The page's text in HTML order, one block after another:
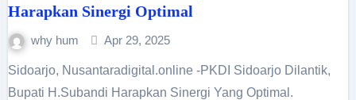
Harapkan Sinergi Optimal
why hum Apr 29, 2025
Sidoarjo, Nusantaradigital.online -PKDI Sidoarjo Dilantik,
Bupati H.Subandi Harapkan Sinergi Yang Optimal.